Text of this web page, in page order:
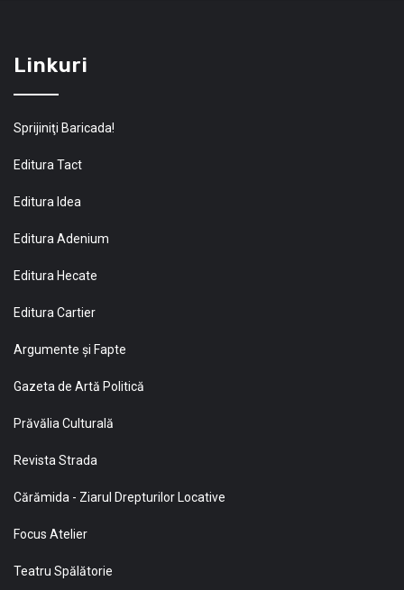
Linkuri
Sprijiniţi Baricada!
Editura Tact
Editura Idea
Editura Adenium
Editura Hecate
Editura Cartier
Argumente și Fapte
Gazeta de Artă Politică
Prăvălia Culturală
Revista Strada
Cărămida - Ziarul Drepturilor Locative
Focus Atelier
Teatru Spălătorie